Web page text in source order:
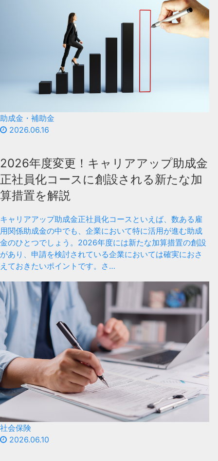
助成金・補助金
2026.06.16
2026年度変更！キャリアアップ助成金
正社員化コースに創設される新たな加
算措置を解説
キャリアアップ助成金正社員化コースといえば、数ある雇
用関係助成金の中でも、企業において特に活用が進む助成
金のひとつでしょう。2026年度には新たな加算措置の創設
があり、申請を検討されている企業においては確実におさ
えておきたいポイントです。さ…
社会保険
2026.06.10